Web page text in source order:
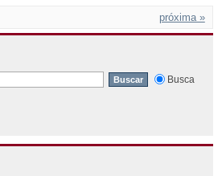
próxima »
Busca